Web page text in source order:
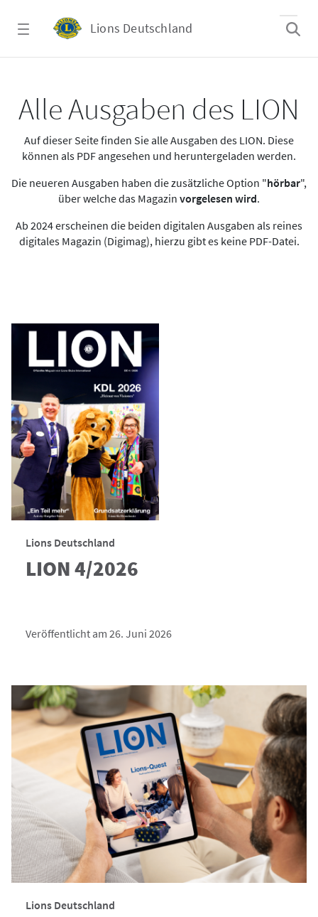
Lions Deutschland
Alle Ausgaben des LION
Auf dieser Seite finden Sie alle Ausgaben des LION. Diese
können als PDF angesehen und heruntergeladen werden.
Die neueren Ausgaben haben die zusätzliche Option "hörbar",
über welche das Magazin vorgelesen wird.
Ab 2024 erscheinen die beiden digitalen Ausgaben als reines
digitales Magazin (Digimag), hierzu gibt es keine PDF-Datei.
Lions Deutschland
LION 4/2026
Veröffentlicht am 26. Juni 2026
Lions Deutschland